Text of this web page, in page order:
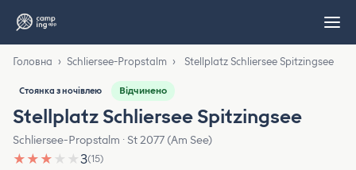
Головна › Schliersee-Propstalm › Stellplatz Schliersee Spitzingsee
Стоянка з ночівлею Відчинено
Stellplatz Schliersee Spitzingsee
Schliersee-Propstalm · St 2077 (Am See)
★ ★ ★ ★ ★3(15)